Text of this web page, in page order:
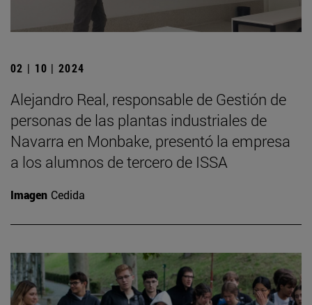
02 | 10 | 2024
Alejandro Real, responsable de Gestión de
personas de las plantas industriales de
Navarra en Monbake, presentó la empresa
a los alumnos de tercero de ISSA
Imagen Cedida